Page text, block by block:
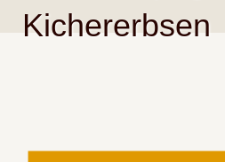
Kichererbsen